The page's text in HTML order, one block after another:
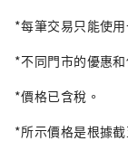
*每筆交易只能使用
*不同門市的優惠
*價格已含稅。
*所示價格是根據